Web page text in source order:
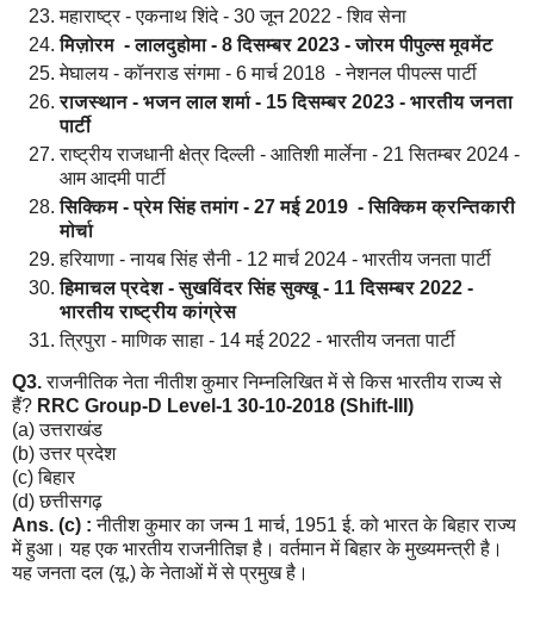
महाराष्ट्र - एकनाथ शिंदे - 30 जून 2022 - शिव सेना
मिज़ोरम - लालदुहोमा - 8 दिसम्बर 2023 - जोरम पीपुल्स मूवमेंट
मेघालय - कॉनराड संगमा - 6 मार्च 2018 - नेशनल पीपल्स पार्टी
राजस्थान - भजन लाल शर्मा - 15 दिसम्बर 2023 - भारतीय जनता
पार्टी
राष्ट्रीय राजधानी क्षेत्र दिल्ली - आतिशी मार्लेना - 21 सितम्बर 2024 -
आम आदमी पार्टी
सिक्किम - प्रेम सिंह तमांग - 27 मई 2019 - सिक्किम क्रन्तिकारी
मोर्चा
हरियाणा - नायब सिंह सैनी - 12 मार्च 2024 - भारतीय जनता पार्टी
हिमाचल प्रदेश - सुखविंदर सिंह सुक्खू - 11 दिसम्बर 2022 -
भारतीय राष्ट्रीय कांग्रेस
त्रिपुरा - माणिक साहा - 14 मई 2022 - भारतीय जनता पार्टी
Q3.राजनीतिक नेता नीतीश कुमार निम्नलिखित में से किस भारतीय राज्य से
हैं? RRC Group-D Level-1 30-10-2018 (Shift-III)
(a) उत्तराखंड
(b) उत्तर प्रदेश
(c) बिहार
(d) छत्तीसगढ़
Ans. (c) :नीतीश कुमार का जन्म 1 मार्च, 1951 ई. को भारत के बिहार राज्य
में हुआ। यह एक भारतीय राजनीतिज्ञ है। वर्तमान में बिहार के मुख्यमन्त्री है।
यह जनता दल (यू.) के नेताओं में से प्रमुख है।